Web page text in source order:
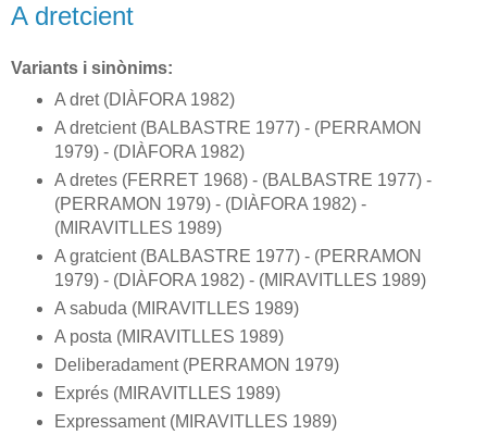
A dretcient
Variants i sinònims:
A dret (DIÀFORA 1982)
A dretcient (BALBASTRE 1977) - (PERRAMON
1979) - (DIÀFORA 1982)
A dretes (FERRET 1968) - (BALBASTRE 1977) -
(PERRAMON 1979) - (DIÀFORA 1982) -
(MIRAVITLLES 1989)
A gratcient (BALBASTRE 1977) - (PERRAMON
1979) - (DIÀFORA 1982) - (MIRAVITLLES 1989)
A sabuda (MIRAVITLLES 1989)
A posta (MIRAVITLLES 1989)
Deliberadament (PERRAMON 1979)
Exprés (MIRAVITLLES 1989)
Expressament (MIRAVITLLES 1989)